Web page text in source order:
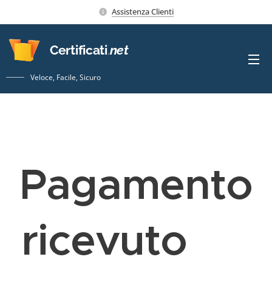
Assistenza Clienti
Certificati.net
Veloce, Facile, Sicuro
Pagamento
ricevuto